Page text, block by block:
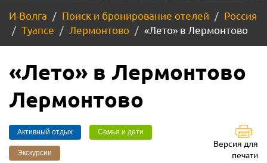
И-Волга Поиск и бронирование отелей
Россия
Туапсе
Лермонтово «Лето» в Лермонтово
«Лето» в Лермонтово
Лермонтово
Активный отдых Семья и дети
Экскурсии
Версия для
печати